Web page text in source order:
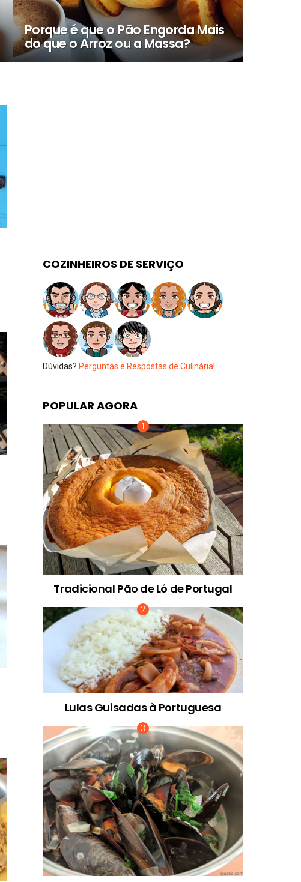
Porque é que o Pão Engorda Mais
do que o Arroz ou a Massa?
COZINHEIROS DE SERVIÇO
Dúvidas? Perguntas e Respostas de Culinária!
POPULAR AGORA
Tradicional Pão de Ló de Portugal
Lulas Guisadas à Portuguesa